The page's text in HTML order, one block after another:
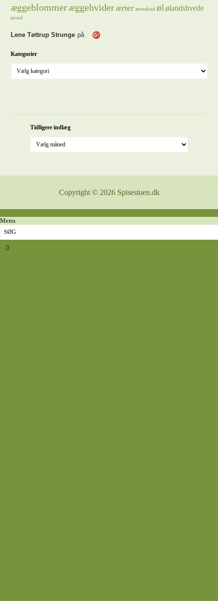
æggeblommeræggehviderærter ærteskud øl ølandshvede
ørred
Lene Tøttrup Strunge på
Kategorier
Tidligere indlæg
Copyright © 2026 Spisestuen.dk
Menu